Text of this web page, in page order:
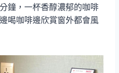
鐘，一杯香醇濃郁的咖啡
喝咖啡邊欣賞窗外都會風